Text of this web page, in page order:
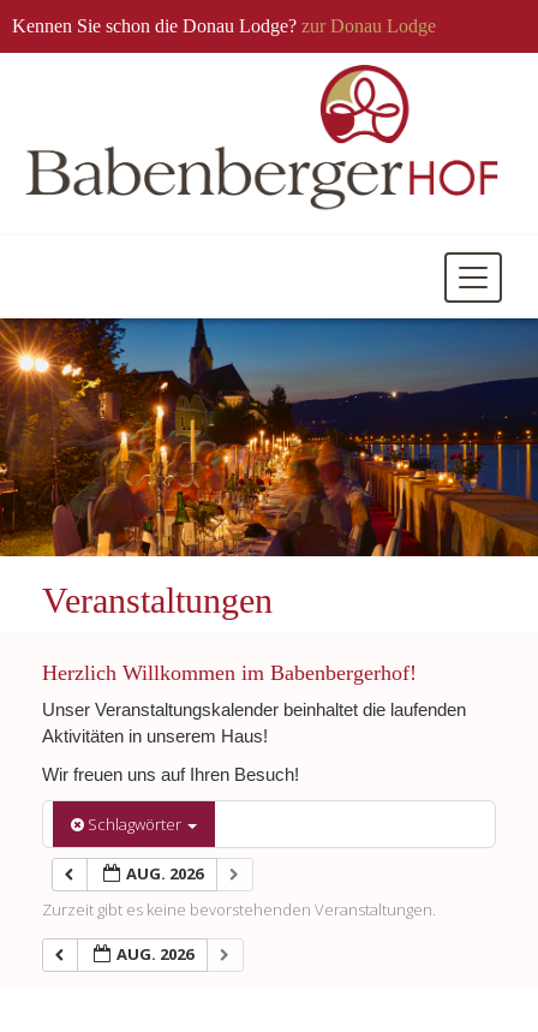
Kennen Sie schon die Donau Lodge? zur Donau Lodge
Mobile
Veranstaltungen
Herzlich Willkommen im Babenbergerhof!
Unser Veranstaltungskalender beinhaltet die laufenden
Aktivitäten in unserem Haus!
Wir freuen uns auf Ihren Besuch!
Schlagwörter
AUG. 2026
Zurzeit gibt es keine bevorstehenden Veranstaltungen.
AUG. 2026